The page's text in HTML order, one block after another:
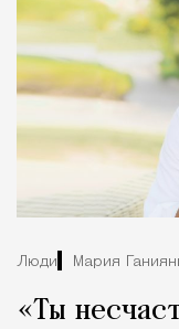
Люди Мария
«Ты